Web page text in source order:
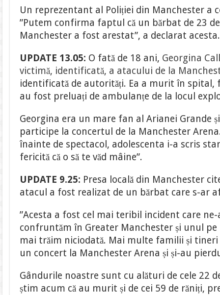
Un reprezentant al Poliției din Manchester a
”Putem confirma faptul că un bărbat de 23
Manchester a fost arestat”, a declarat acesta.
UPDATE 13.05: O fată de 18 ani, Georgina
victimă, identificată, a atacului de la
identificată de autorități. Ea a murit în
au fost preluați de ambulanțe de la locul
Georgina era un mare fan al Arianei Grande
participe la concertul de la Manchester
înainte de spectacol, adolescenta i-a scris
fericită că o să te văd mâine”.
UPDATE 9.25: Presa locală din Manchester
atacul a fost realizat de un bărbat care s-ar
”Acesta a fost cel mai teribil incident care
confruntăm în Greater Manchester și unul
mai trăim niciodată. Mai multe familii și tineri
un concert la Manchester Arena și și-au
Gândurile noastre sunt cu alături de cele 22
știm acum că au murit și de cei 59 de răniți,